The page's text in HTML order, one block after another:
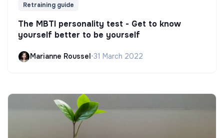
Retraining guide
The MBTI personality test - Get to know
yourself better to be yourself
Marianne Roussel•31 March 2022